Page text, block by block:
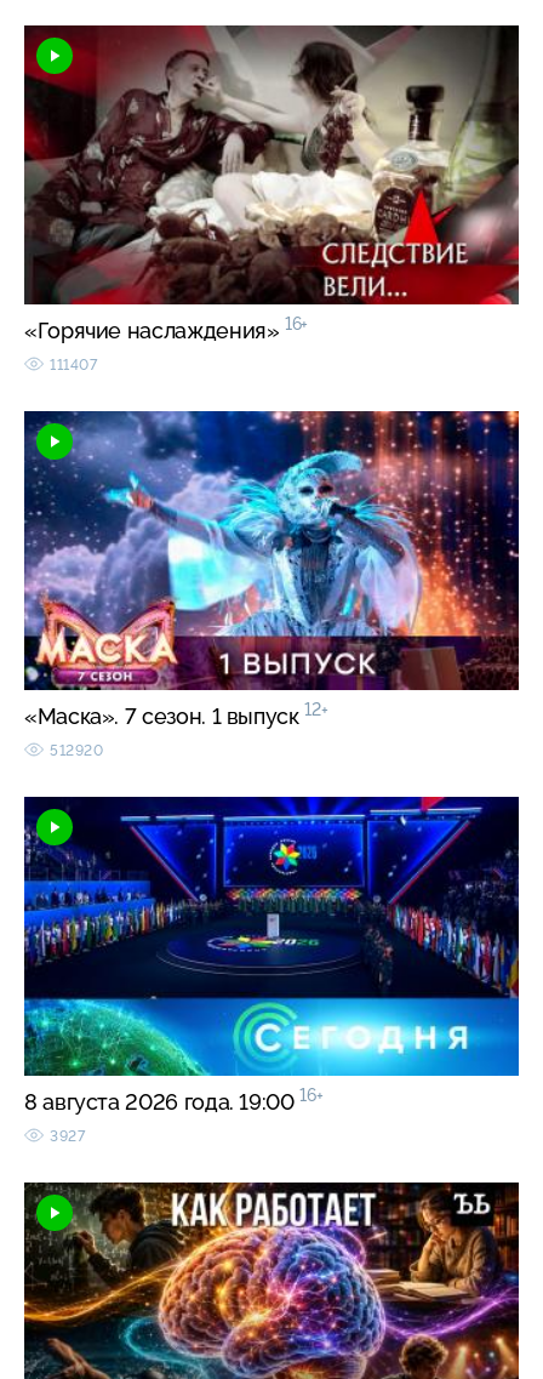
«Горячие наслаждения» 16+
111407
«Маска». 7 сезон. 1 выпуск 12+
512920
8 августа 2026 года. 19:00 16+
3927